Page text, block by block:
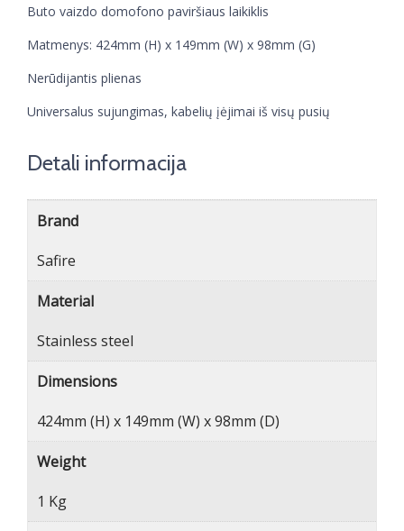
Buto vaizdo domofono paviršiaus laikiklis
Matmenys: 424mm (H) x 149mm (W) x 98mm (G)
Nerūdijantis plienas
Universalus sujungimas, kabelių įėjimai iš visų pusių
Detali informacija
Brand
Safire
Material
Stainless steel
Dimensions
424mm (H) x 149mm (W) x 98mm (D)
Weight
1 Kg